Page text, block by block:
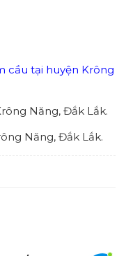
cầu tại huyện Krông
Năng, Đắk Lắk.
Năng, Đắk Lắk.